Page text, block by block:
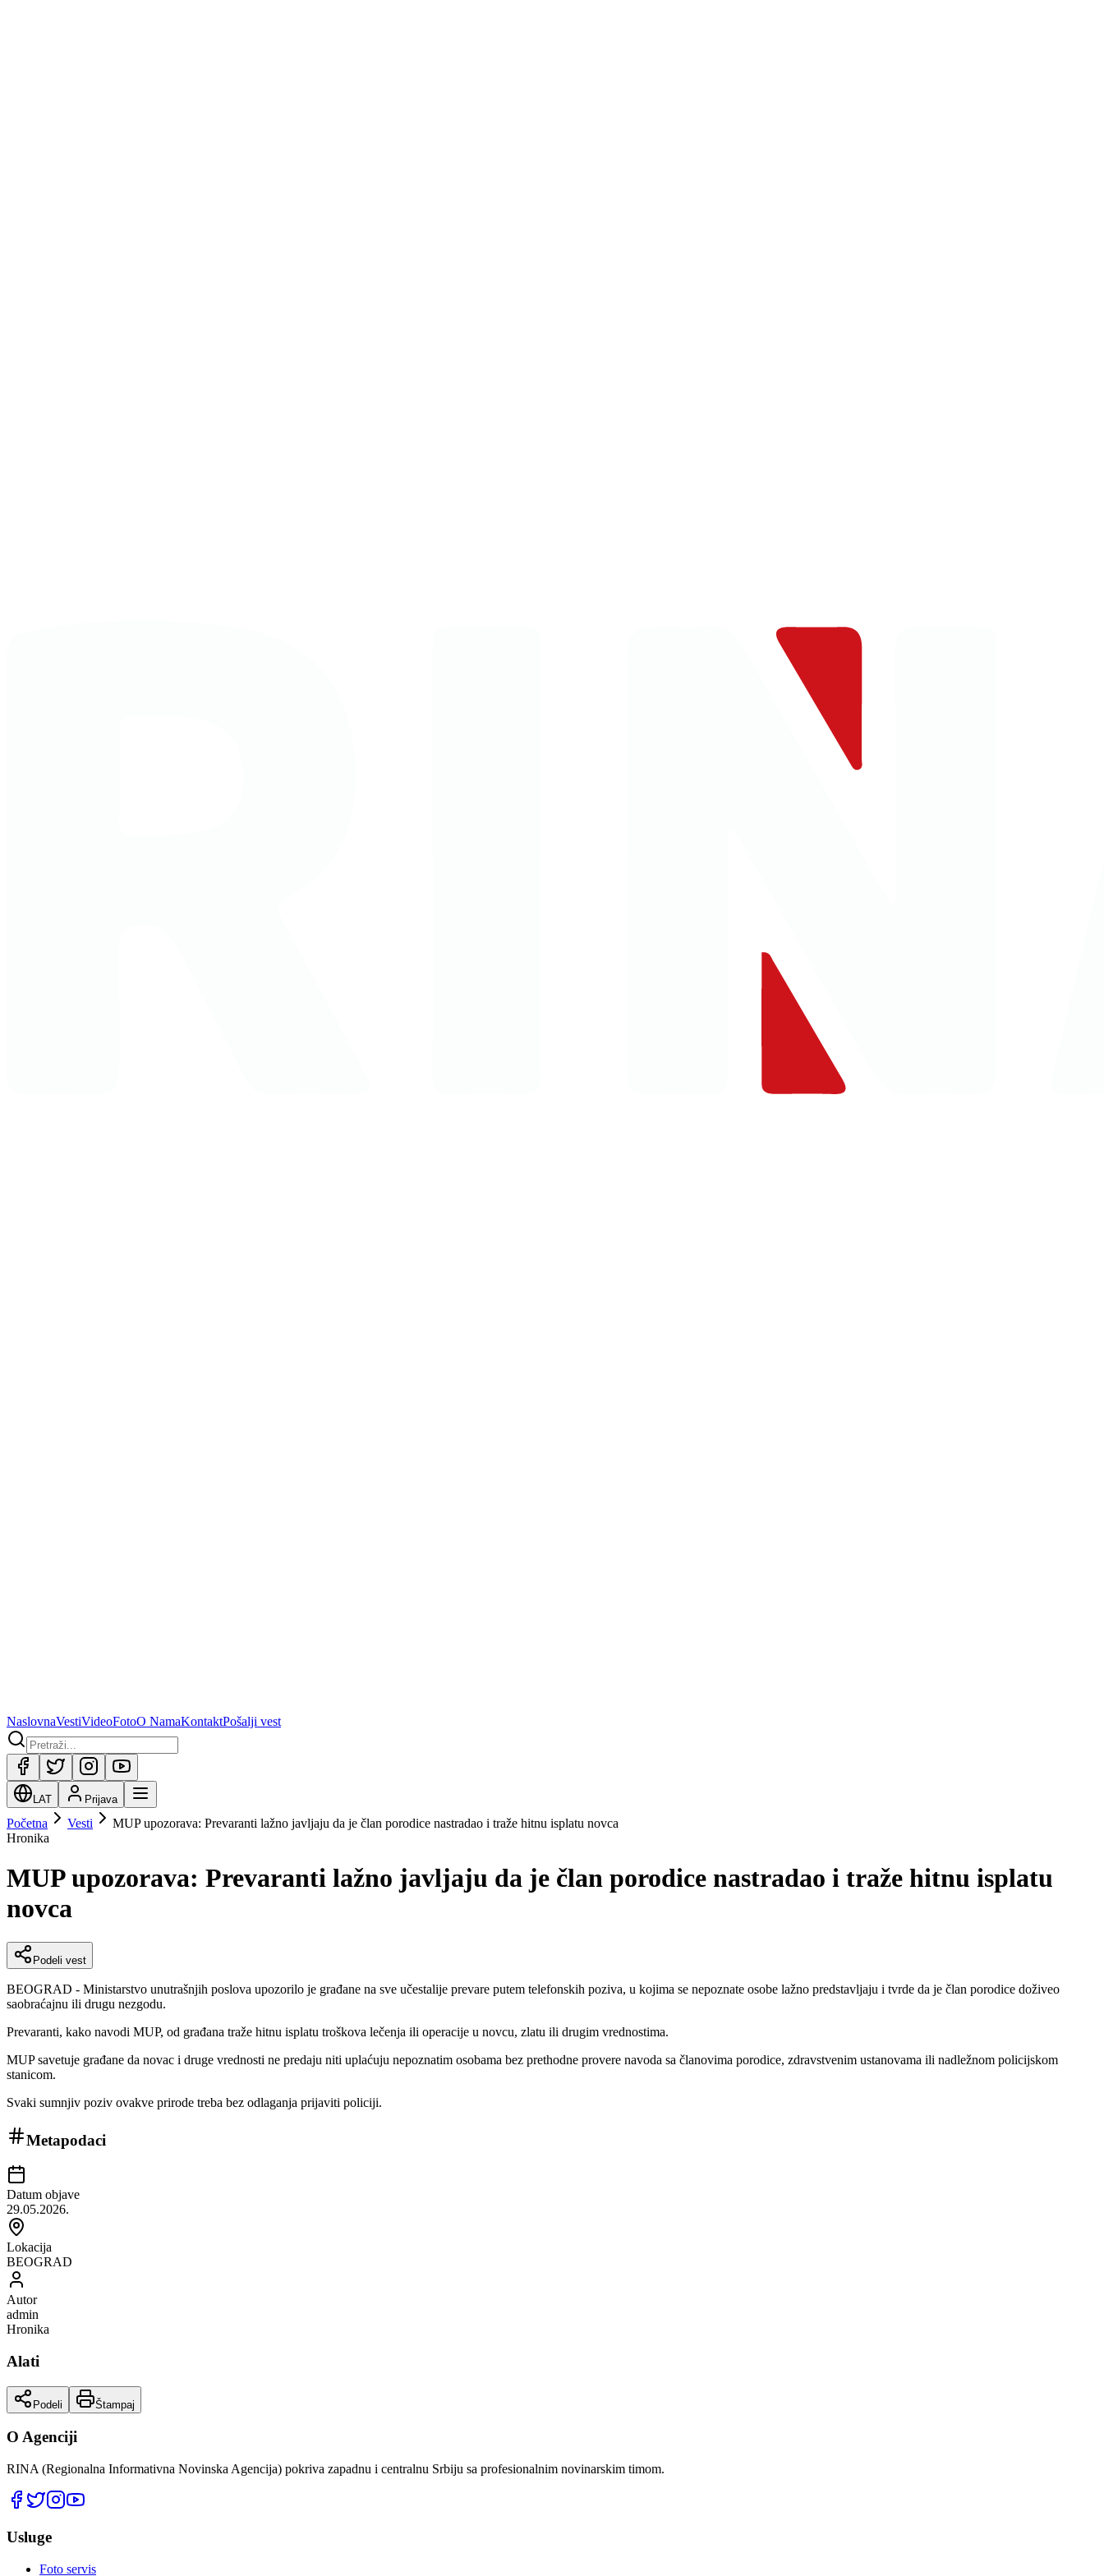
NaslovnaVestiVideoFotoO NamaKontaktPošalji vest
LAT Prijava
Početna Vesti
MUP upozorava: Prevaranti lažno javljaju da je član porodice nastradao i traže hitnu isplatu novca
Hronika
MUP upozorava: Prevaranti lažno javljaju da je član porodice nastradao i traže hitnu isplatu
novca
Podeli vest
BEOGRAD - Ministarstvo unutrašnjih poslova upozorilo je građane na sve učestalije prevare putem telefonskih poziva, u kojima se nepoznate osobe lažno predstavljaju i tvrde da je član porodice doživeo
saobraćajnu ili drugu nezgodu.
Prevaranti, kako navodi MUP, od građana traže hitnu isplatu troškova lečenja ili operacije u novcu, zlatu ili drugim vrednostima.
MUP savetuje građane da novac i druge vrednosti ne predaju niti uplaćuju nepoznatim osobama bez prethodne provere navoda sa članovima porodice, zdravstvenim ustanovama ili nadležnom policijskom
stanicom.
Svaki sumnjiv poziv ovakve prirode treba bez odlaganja prijaviti policiji.
Metapodaci
Datum objave
29.05.2026.
Lokacija
BEOGRAD
Autor
admin
Hronika
Alati
Podeli Štampaj
O Agenciji
RINA (Regionalna Informativna Novinska Agencija) pokriva zapadnu i centralnu Srbiju sa profesionalnim novinarskim timom.
Usluge
Foto servis